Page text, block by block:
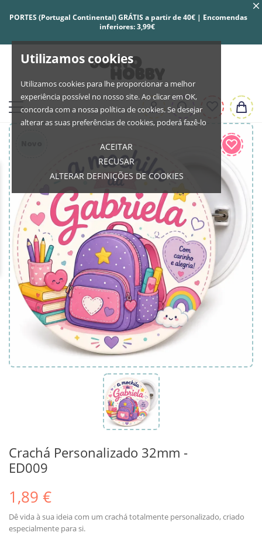
Utilizamos cookies
Utilizamos cookies para lhe proporcionar a melhor
experiência possível no nosso site. Ao clicar em OK,
concorda com a nossa política de cookies. Se desejar
alterar as suas preferências de cookies, poderá fazê-lo
ACEITAR
RECUSAR
ALTERAR DEFINIÇÕES DE COOKIES
PORTES (Portugal Continental) GRÁTIS a partir de 40€ | Encomendas
inferiores: 3,99€
Crachá Personalizado 32mm -
ED009
1,89 €
Dê vida à sua ideia com um crachá totalmente personalizado, criado
especialmente para si.